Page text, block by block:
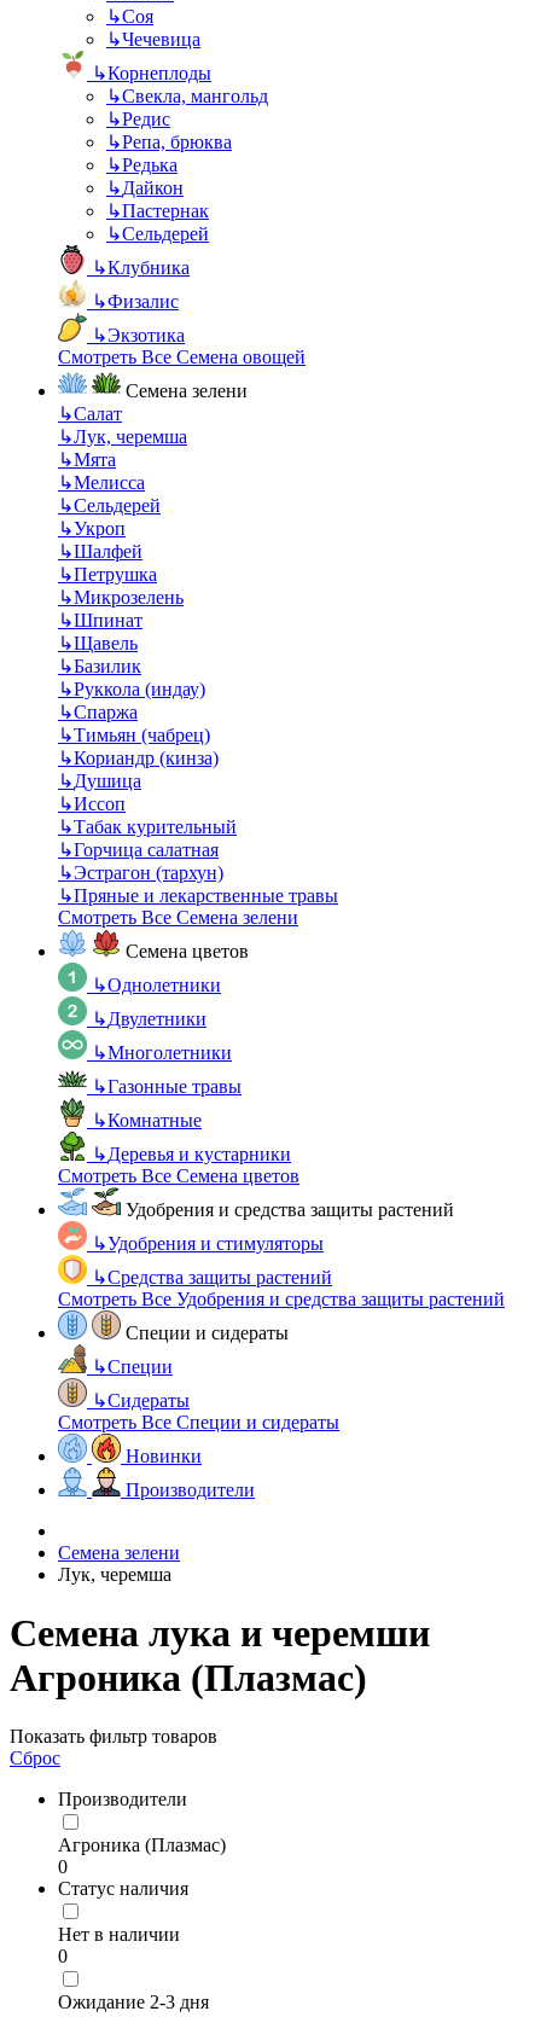
↳Соя
↳Чечевица
↳Корнеплоды
↳Свекла, мангольд
↳Редис
↳Репа, брюква
↳Редька
↳Дайкон
↳Пастернак
↳Сельдерей
↳Клубника
↳Физалис
↳Экзотика
Смотреть Все Семена овощей
Семена зелени
↳Салат
↳Лук, черемша
↳Мята
↳Мелисса
↳Сельдерей
↳Укроп
↳Шалфей
↳Петрушка
↳Микрозелень
↳Шпинат
↳Щавель
↳Базилик
↳Руккола (индау)
↳Спаржа
↳Тимьян (чабрец)
↳Кориандр (кинза)
↳Душица
↳Иссоп
↳Табак курительный
↳Горчица салатная
↳Эстрагон (тархун)
↳Пряные и лекарственные травы
Смотреть Все Семена зелени
Семена цветов
↳Однолетники
↳Двулетники
↳Многолетники
↳Газонные травы
↳Комнатные
↳Деревья и кустарники
Смотреть Все Семена цветов
Удобрения и средства защиты растений
↳Удобрения и стимуляторы
↳Средства защиты растений
Смотреть Все Удобрения и средства защиты растений
Специи и сидераты
↳Специи
↳Сидераты
Смотреть Все Специи и сидераты
Новинки
Производители
Семена зелени
Лук, черемша
Семена лука и черемши
Агроника (Плазмас)
Показать фильтр товаров
Сброс
Производители
Агроника (Плазмас)
0
Статус наличия
Нет в наличии
0
Ожидание 2-3 дня